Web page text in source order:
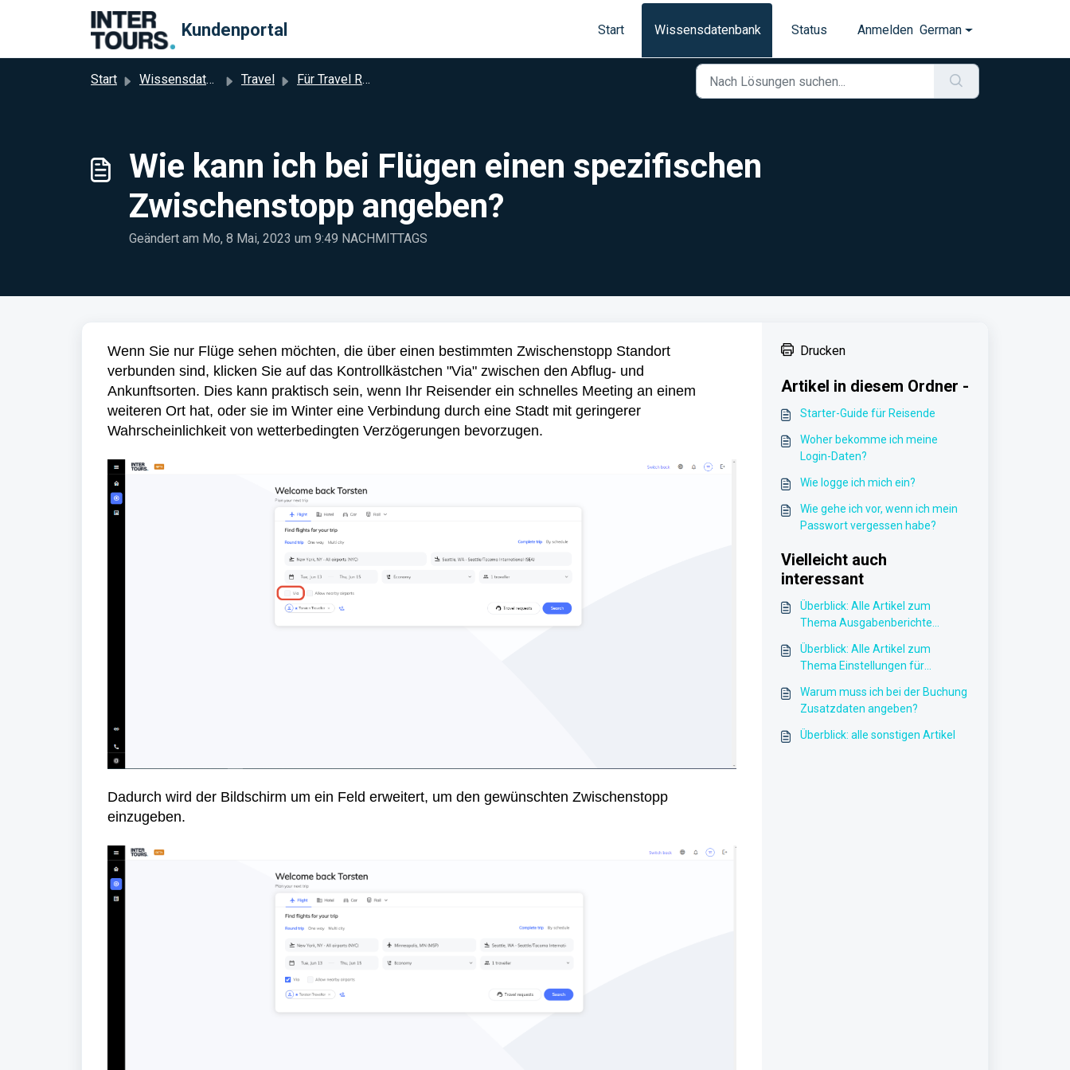
Kundenportal Start Wissensdatenbank Status Anmelden German
Start Wissensdatenbank Travel Für Travel Reisende
Wie kann ich bei Flügen einen spezifischen
Zwischenstopp angeben?
Geändert am Mo, 8 Mai, 2023 um 9:49 NACHMITTAGS
Wenn Sie nur Flüge sehen möchten, die über einen bestimmten Zwischenstopp Standort
verbunden sind, klicken Sie auf das Kontrollkästchen "Via" zwischen den Abflug- und
Ankunftsorten. Dies kann praktisch sein, wenn Ihr Reisender ein schnelles Meeting an einem
weiteren Ort hat, oder sie im Winter eine Verbindung durch eine Stadt mit geringerer
Wahrscheinlichkeit von wetterbedingten Verzögerungen bevorzugen.
Dadurch wird der Bildschirm um ein Feld erweitert, um den gewünschten Zwischenstopp
einzugeben.
Drucken
Artikel in diesem Ordner -
Starter-Guide für Reisende
Woher bekomme ich meine
Login-Daten?
Wie logge ich mich ein?
Wie gehe ich vor, wenn ich mein
Passwort vergessen habe?
Vielleicht auch
interessant
Überblick: Alle Artikel zum
Thema Ausgabenberichte
Überblick: Alle Artikel zum
Thema Einstellungen für
Warum muss ich bei der Buchung
Zusatzdaten angeben?
Überblick: alle sonstigen Artikel